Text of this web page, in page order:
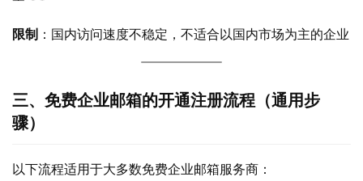
限制 ：国内访问速度不稳定，不适合以国内市场为主的企业
三、免费企业邮箱的开通注册流程（通用步
骤）
以下流程适用于大多数免费企业邮箱服务商：